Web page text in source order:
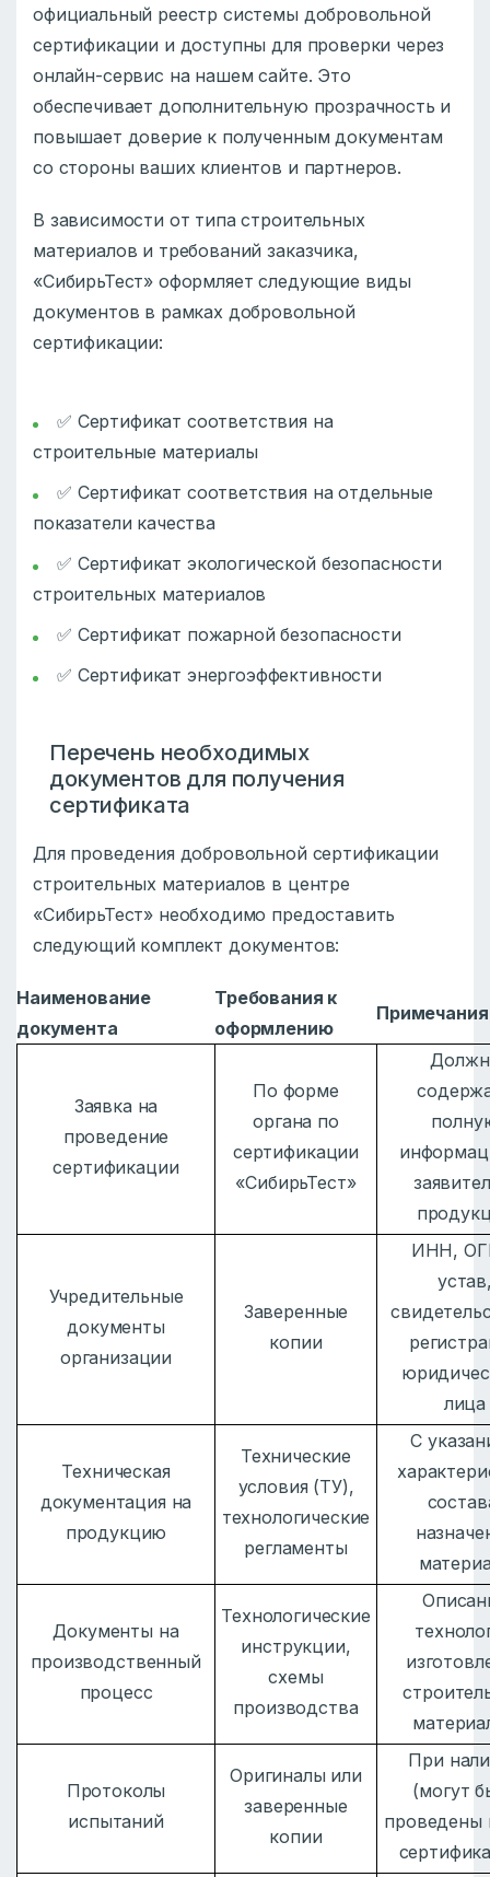
официальный реестр системы добровольной
сертификации и доступны для проверки через
онлайн-сервис на нашем сайте. Это
обеспечивает дополнительную прозрачность и
повышает доверие к полученным документам
со стороны ваших клиентов и партнеров.
В зависимости от типа строительных
материалов и требований заказчика,
«СибирьТест» оформляет следующие виды
документов в рамках добровольной
сертификации:
✅ Сертификат соответствия на
строительные материалы
✅ Сертификат соответствия на отдельные
показатели качества
✅ Сертификат экологической безопасности
строительных материалов
✅ Сертификат пожарной безопасности
✅ Сертификат энергоэффективности
Перечень необходимых
документов для получения
сертификата
Для проведения добровольной сертификации
строительных материалов в центре
«СибирьТест» необходимо предоставить
следующий комплект документов:
Наименование
документа
Требования к
оформлению
Примечания
Заявка на
проведение
сертификации
По форме
органа по
сертификации
«СибирьТест»
Учредительные
документы
организации
Заверенные
копии
ИНН,
лица
Техническая
документация на
продукцию
Технические
условия (ТУ),
технологические
регламенты
С
Документы на
производственный
процесс
Технологические
инструкции,
схемы
производства
Протоколы
испытаний
Оригиналы или
заверенные
копии
При
(могут
проведены